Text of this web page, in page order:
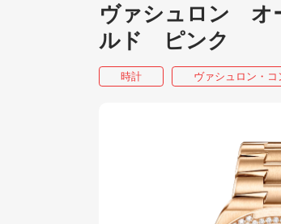
ヴァシュロン オ
ルド ピンク
時計 ヴァシュロン・コ